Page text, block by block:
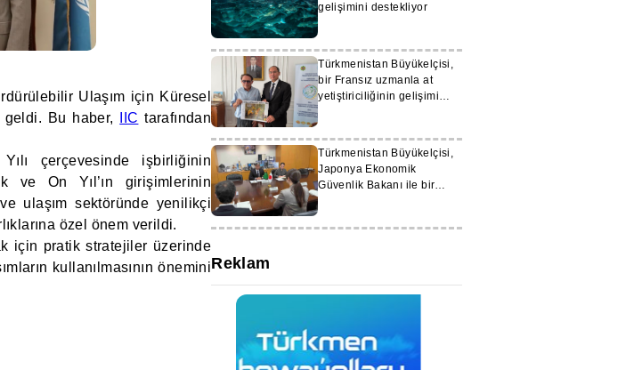
Ulaşım için Küresel
Bu haber,
IIC tarafından
çerçevesinde işbirliğinin
ve On Yıl’ın girişimlerinin
ve ulaşım sektöründe yenilikçi
özel önem verildi.
için pratik stratejiler üzerinde
kullanılmasının önemini
gelişimini destekliyor
Türkmenistan Büyükelçisi,
bir Fransız uzmanla at
yetiştiriciliğinin gelişimi
Türkmenistan Büyükelçisi,
Japonya Ekonomik
Güvenlik Bakanı ile bir
Reklam